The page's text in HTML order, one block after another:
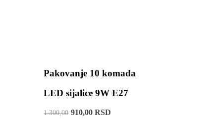
Pakovanje 10 komada
LED sijalice 9W E27
1.300,00910,00 RSD